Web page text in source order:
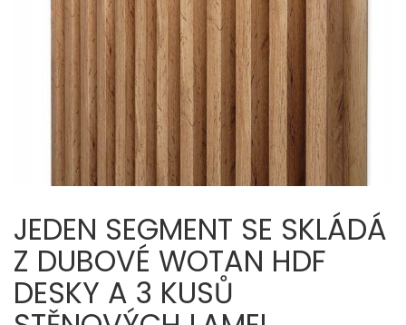
JEDEN SEGMENT SE SKLÁDÁ
Z DUBOVÉ WOTAN HDF
DESKY A 3 KUSŮ